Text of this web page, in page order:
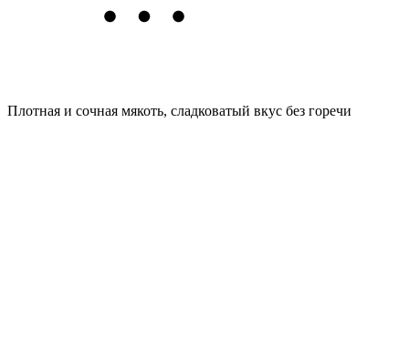
Плотная и сочная мякоть, сладковатый вкус без горечи